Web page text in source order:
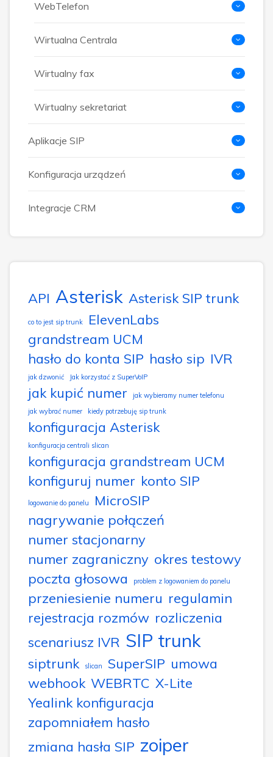
WebTelefon
Wirtualna Centrala
Wirtualny fax
Wirtualny sekretariat
Aplikacje SIP
Konfiguracja urządzeń
Integracje CRM
API Asterisk Asterisk SIP trunk
co to jest sip trunk
ElevenLabs
grandstream UCM
hasło do konta SIP hasło sip IVR
jak dzwonić Jak korzystać z SuperVoIP
jak kupić numer
jak wybieramy numer telefonu
jak wybrać numer
kiedy potrzebuję sip trunk
konfiguracja Asterisk
konfiguracja centrali slican
konfiguracja grandstream UCM
konfiguruj numer konto SIP
logowanie do panelu
MicroSIP
nagrywanie połączeń
numer stacjonarny
numer zagraniczny okres testowy
poczta głosowa
problem z logowaniem do panelu
przeniesienie numeru regulamin
rejestracja rozmów rozliczenia
scenariusz IVR SIP trunk
siptrunk slican SuperSIP umowa
webhook WEBRTC X-Lite
Yealink konfiguracja
zapomniałem hasło
zmiana hasła SIP zoiper